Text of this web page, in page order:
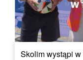
Skolim wystąpi